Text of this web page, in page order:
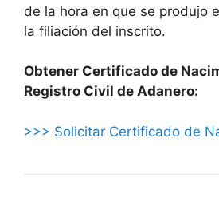
de la hora en que se produjo
la filiación del inscrito.
Obtener Certificado de
Registro Civil de Adanero:
>>> Solicitar Certificado de